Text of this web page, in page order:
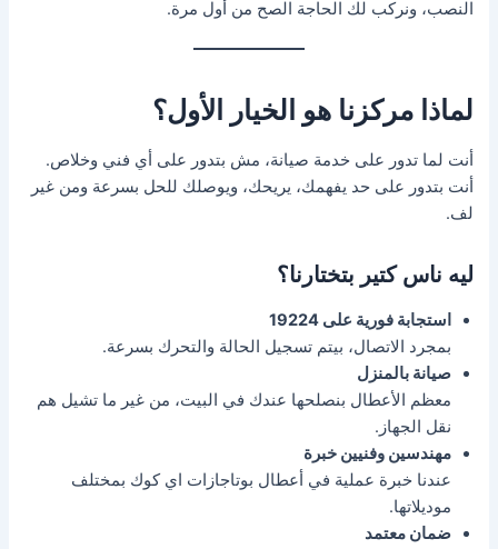
النصب، ونركب لك الحاجة الصح من أول مرة.
لماذا مركزنا هو الخيار الأول؟
أنت لما تدور على خدمة صيانة، مش بتدور على أي فني وخلاص.
أنت بتدور على حد يفهمك، يريحك، ويوصلك للحل بسرعة ومن غير
لف.
ليه ناس كتير بتختارنا؟
استجابة فورية على 19224
بمجرد الاتصال، بيتم تسجيل الحالة والتحرك بسرعة.
صيانة بالمنزل
معظم الأعطال بنصلحها عندك في البيت، من غير ما تشيل هم
نقل الجهاز.
مهندسين وفنيين خبرة
عندنا خبرة عملية في أعطال بوتاجازات اي كوك بمختلف
موديلاتها.
ضمان معتمد